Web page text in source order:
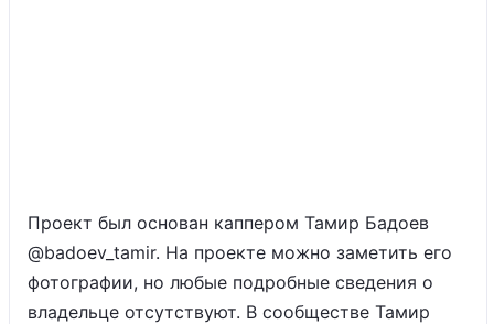
Проект был основан каппером Тамир Бадоев
@badoev_tamir. На проекте можно заметить его
фотографии, но любые подробные сведения о
владельце отсутствуют. В сообществе Тамир